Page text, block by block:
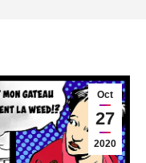
Oct
27
2020